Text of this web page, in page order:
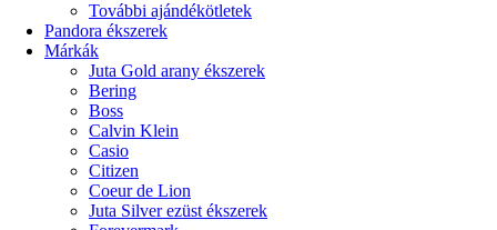
További ajándékötletek
Pandora ékszerek
Márkák
Juta Gold arany ékszerek
Bering
Boss
Calvin Klein
Casio
Citizen
Coeur de Lion
Juta Silver ezüst ékszerek